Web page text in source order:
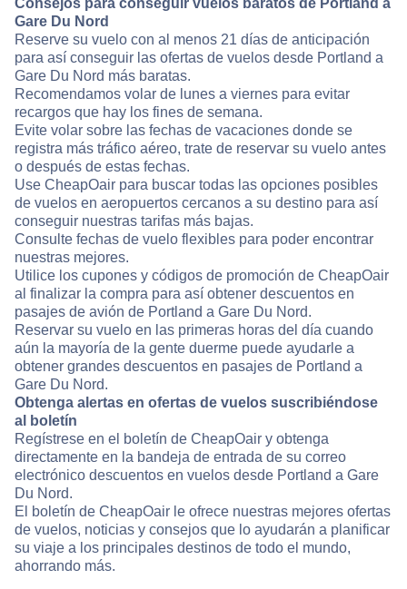
Consejos para conseguir vuelos baratos de Portland a
Gare Du Nord
Reserve su vuelo con al menos 21 días de anticipación
para así conseguir las ofertas de vuelos desde Portland a
Gare Du Nord más baratas.
Recomendamos volar de lunes a viernes para evitar
recargos que hay los fines de semana.
Evite volar sobre las fechas de vacaciones donde se
registra más tráfico aéreo, trate de reservar su vuelo antes
o después de estas fechas.
Use CheapOair para buscar todas las opciones posibles
de vuelos en aeropuertos cercanos a su destino para así
conseguir nuestras tarifas más bajas.
Consulte fechas de vuelo flexibles para poder encontrar
nuestras mejores.
Utilice los cupones y códigos de promoción de CheapOair
al finalizar la compra para así obtener descuentos en
pasajes de avión de Portland a Gare Du Nord.
Reservar su vuelo en las primeras horas del día cuando
aún la mayoría de la gente duerme puede ayudarle a
obtener grandes descuentos en pasajes de Portland a
Gare Du Nord.
Obtenga alertas en ofertas de vuelos suscribiéndose
al boletín
Regístrese en el boletín de CheapOair y obtenga
directamente en la bandeja de entrada de su correo
electrónico descuentos en vuelos desde Portland a Gare
Du Nord.
El boletín de CheapOair le ofrece nuestras mejores ofertas
de vuelos, noticias y consejos que lo ayudarán a planificar
su viaje a los principales destinos de todo el mundo,
ahorrando más.